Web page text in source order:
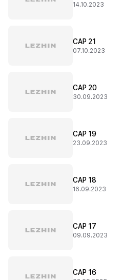
14.10.2023
CAP 21
07.10.2023
CAP 20
30.09.2023
CAP 19
23.09.2023
CAP 18
16.09.2023
CAP 17
09.09.2023
CAP 16